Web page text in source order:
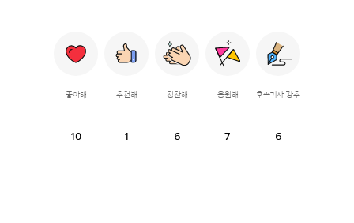
좋아해
10
추천해
1
칭찬해
6
응원해
7
후속기사 강추
6